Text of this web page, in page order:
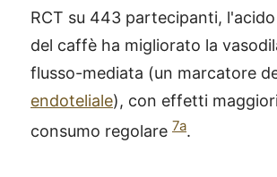
RCT su 443 partecipanti,
del caffè ha migliorato la
flusso-mediata (un marcatore
endoteliale), con effetti
consumo regolare 7a.